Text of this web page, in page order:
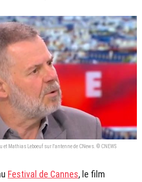
et Mathias Leboeuf sur l'antenne de CNews. © CNEWS
Festival de Cannes, le film